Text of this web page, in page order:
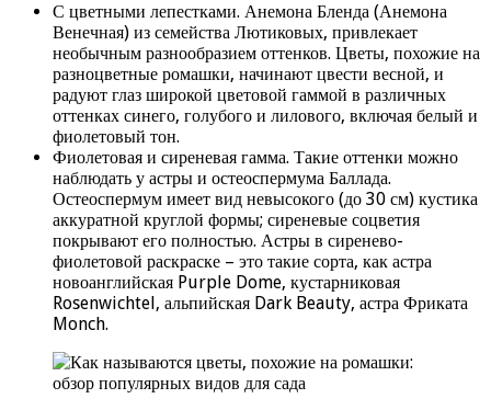
С цветными лепестками. Анемона Бленда (Анемона
Венечная) из семейства Лютиковых, привлекает
необычным разнообразием оттенков. Цветы, похожие на
разноцветные ромашки, начинают цвести весной, и
радуют глаз широкой цветовой гаммой в различных
оттенках синего, голубого и лилового, включая белый и
фиолетовый тон.
Фиолетовая и сиреневая гамма. Такие оттенки можно
наблюдать у астры и остеоспермума Баллада.
Остеоспермум имеет вид невысокого (до 30 см) кустика
аккуратной круглой формы; сиреневые соцветия
покрывают его полностью. Астры в сиренево-
фиолетовой раскраске – это такие сорта, как астра
новоанглийская Purple Dome, кустарниковая
Rosenwichtel, альпийская Dark Beauty, астра Фриката
Monch.